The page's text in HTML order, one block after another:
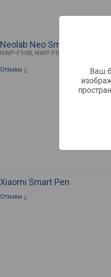
Ваш
Neolab Neo SmartPen M1
NWP-F50B, NWP-F50G, NWP-F50N
Отзывы 0
Xiaomi Smart Pen
Отзывы 0